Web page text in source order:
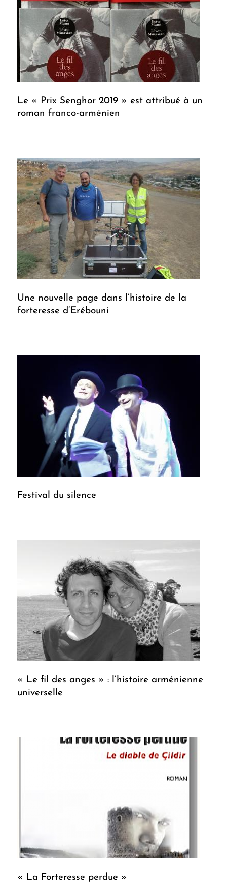
Le « Prix Senghor 2019 » est attribué à un
roman franco-arménien
Une nouvelle page dans l’histoire de la
forteresse d’Erébouni
Festival du silence
« Le fil des anges » : l’histoire arménienne
universelle
« La Forteresse perdue »